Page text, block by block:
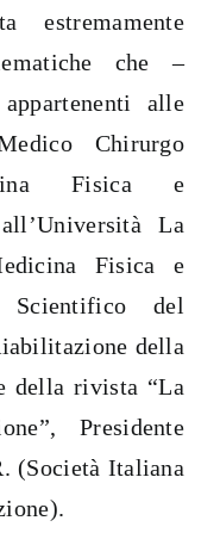
estremamente
che –
alle
Chirurgo
Fisica e
La
Fisica e
Scientifico del
della
della rivista “La
Presidente
(Società Italiana